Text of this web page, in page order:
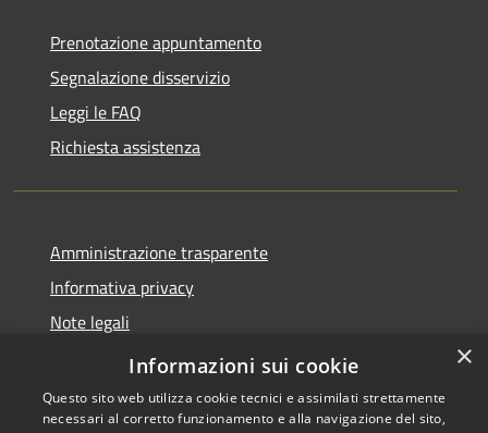
Prenotazione appuntamento
Segnalazione disservizio
Leggi le FAQ
Richiesta assistenza
Amministrazione trasparente
Informativa privacy
Note legali
Dichiarazione di accessibilità
×
Informazioni sui cookie
Questo sito web utilizza cookie tecnici e assimilati strettamente
necessari al corretto funzionamento e alla navigazione del sito,